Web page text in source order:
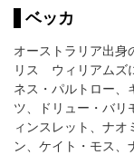
ベッカ
オーストラリア出
リス ウィリアムズ
ネス・パルトロー、
ツ、ドリュー・バリ
ィンスレット、ナオ
ン、ケイト・モス、